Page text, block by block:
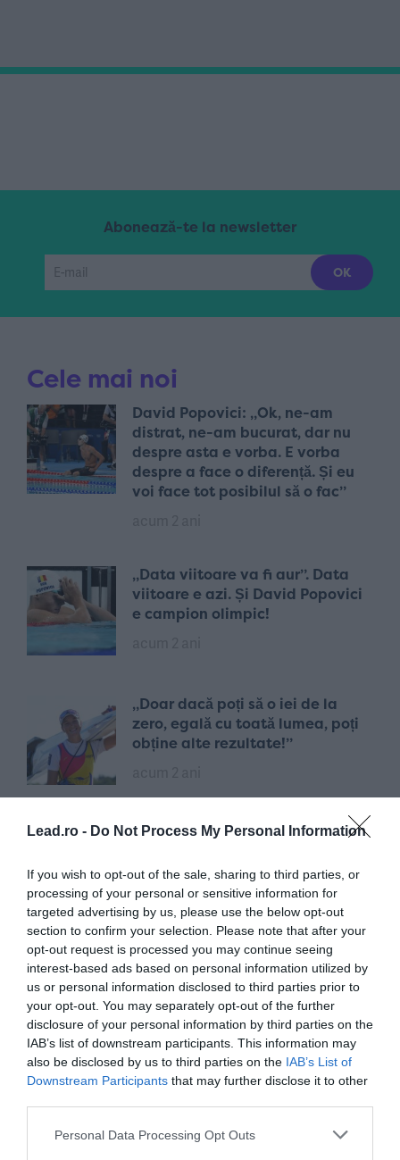
Lead.ro - Do Not Process My Personal Information
If you wish to opt-out of the sale, sharing to third parties, or
processing of your personal or sensitive information for
targeted advertising by us, please use the below opt-out
section to confirm your selection. Please note that after your
opt-out request is processed you may continue seeing
interest-based ads based on personal information utilized by
us or personal information disclosed to third parties prior to
your opt-out. You may separately opt-out of the further
disclosure of your personal information by third parties on the
IAB’s list of downstream participants. This information may
also be disclosed by us to third parties on the IAB’s List of
Downstream Participants that may further disclose it to other
Personal Data Processing Opt Outs
Abonează-te la newsletter
Cele mai noi
David Popovici: „Ok, ne-am
distrat, ne-am bucurat, dar nu
despre asta e vorba. E vorba
despre a face o diferență. Și eu
voi face tot posibilul să o fac”
„Data viitoare va fi aur”. Data
viitoare e azi. Și David Popovici
e campion olimpic!
„Doar dacă poți să o iei de la
zero, egală cu toată lumea, poți
obține alte rezultate!”
FRANCO BARESI / Fotbalistul
cuvânt din fotbal: Libero
acum O săptămână
Anna Lewandowska și fața
nevăzută a Planetei Fotbal.
Despre transferuri, dincolo de
sumele de pe Transfermarkt
acum 1 lună
Ei sunt Zburătorii din Sibiu
acum 2 luni